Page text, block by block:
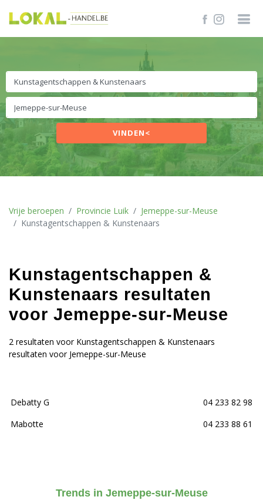
VINDEN<
Vrije beroepen Provincie Luik
Jemeppe-sur-Meuse
Kunstagentschappen & Kunstenaars
Kunstagentschappen &
Kunstenaars resultaten
voor Jemeppe-sur-Meuse
2 resultaten voor Kunstagentschappen & Kunstenaars
resultaten voor Jemeppe-sur-Meuse
Debatty G
04 233 82 98
Mabotte
04 233 88 61
Trends in Jemeppe-sur-Meuse